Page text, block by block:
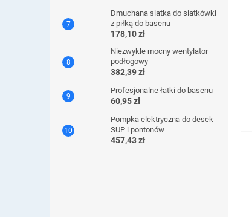
Dmuchana siatka do siatkówki
z piłką do basenu
178,10 zł
Niezwykle mocny wentylator
podłogowy
382,39 zł
Profesjonalne łatki do basenu
60,95 zł
Pompka elektryczna do desek
SUP i pontonów
457,43 zł